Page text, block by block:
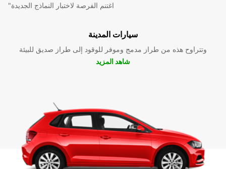
"اغتنم الفرصة لاختبار النماذج الجديدة
سيارات المدينة
وتتراوح هذه من طراز مدمج وموفر للوقود إلى طراز صديق للبيئة
شاهد المزيد